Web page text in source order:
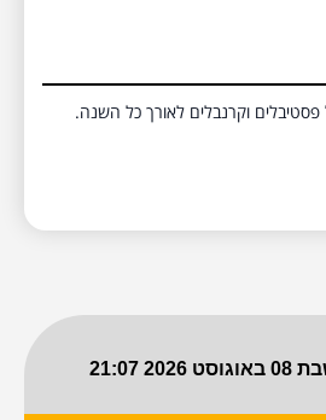
פסטיבלים וקרנבלים לאורך כל השנה.